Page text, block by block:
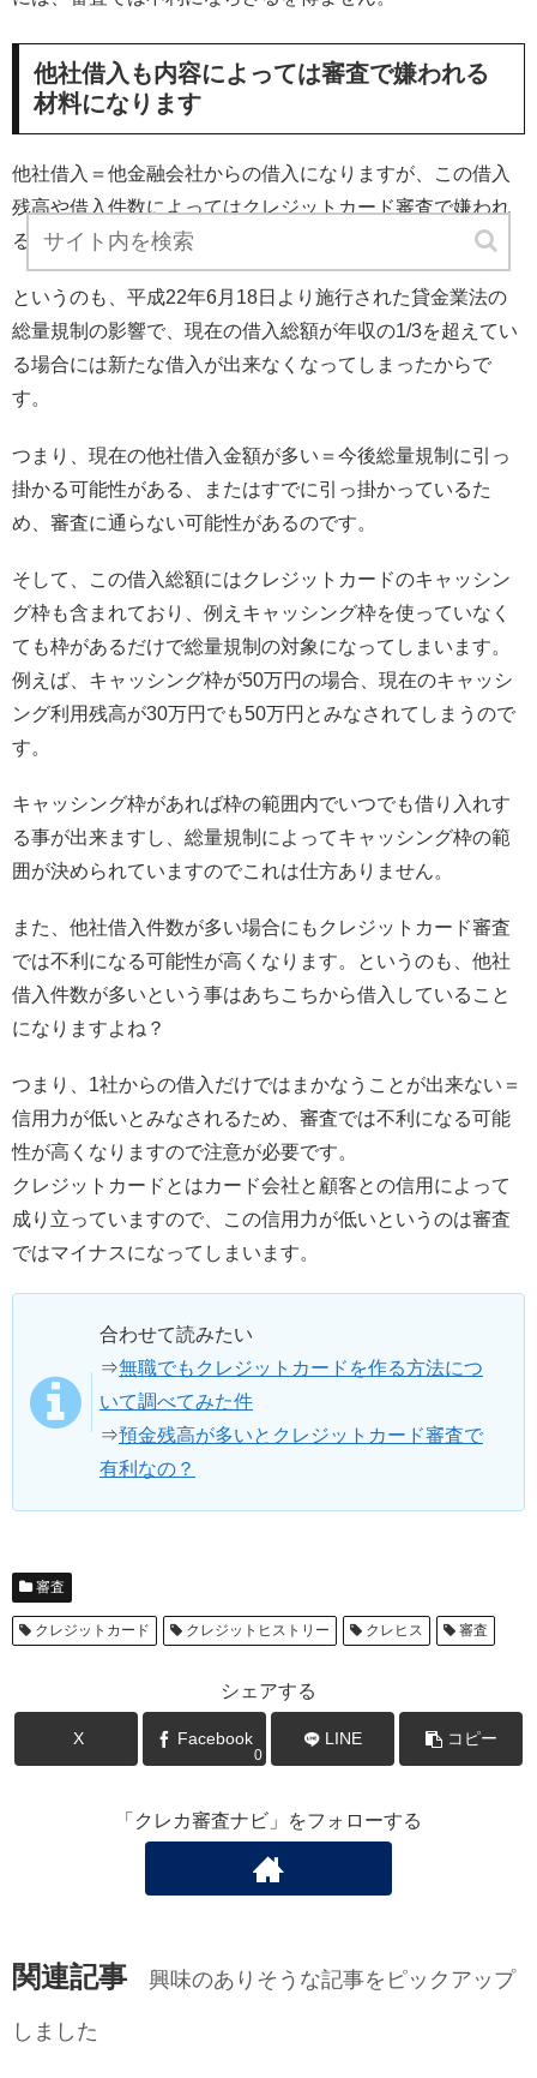
他社借入も内容によっては審査で嫌われる
材料になります
他社借入＝他金融会社からの借入になりますが、この借入
残高や借入件数によってはクレジットカード審査で嫌われ
る場合があります。
というのも、平成22年6月18日より施行された貸金業法の
総量規制の影響で、現在の借入総額が年収の1/3を超えてい
る場合には新たな借入が出来なくなってしまったからで
す。
つまり、現在の他社借入金額が多い＝今後総量規制に引っ
掛かる可能性がある、またはすでに引っ掛かっているた
め、審査に通らない可能性があるのです。
そして、この借入総額にはクレジットカードのキャッシン
グ枠も含まれており、例えキャッシング枠を使っていなく
ても枠があるだけで総量規制の対象になってしまいます。
例えば、キャッシング枠が50万円の場合、現在のキャッシ
ング利用残高が30万円でも50万円とみなされてしまうので
す。
キャッシング枠があれば枠の範囲内でいつでも借り入れす
る事が出来ますし、総量規制によってキャッシング枠の範
囲が決められていますのでこれは仕方ありません。
また、他社借入件数が多い場合にもクレジットカード審査
では不利になる可能性が高くなります。というのも、他社
借入件数が多いという事はあちこちから借入していること
になりますよね？
つまり、1社からの借入だけではまかなうことが出来ない＝
信用力が低いとみなされるため、審査では不利になる可能
性が高くなりますので注意が必要です。
クレジットカードとはカード会社と顧客との信用によって
成り立っていますので、この信用力が低いというのは審査
ではマイナスになってしまいます。
合わせて読みたい
⇒無職でもクレジットカードを作る方法につ
いて調べてみた件
⇒預金残高が多いとクレジットカード審査で
有利なの？
審査
クレジットカード クレジットヒストリー クレヒス 審査
シェアする
X Facebook
0
LINE コピー
「クレカ審査ナビ」をフォローする
関連記事 興味のありそうな記事をピックアップ
しました